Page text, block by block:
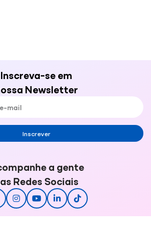
Inscreva-se em
Newsletter
Inscrever
a gente
Redes Sociais